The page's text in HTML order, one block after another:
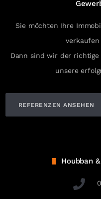
Sie möchten Ihre
Dann sind wir der
unsere
REFERENZEN ANSEHEN
Houbban